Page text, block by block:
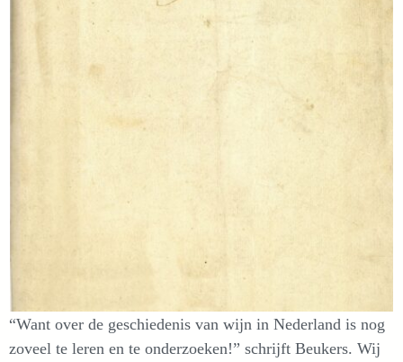
“Want over de geschiedenis van wijn in Nederland is nog
zoveel te leren en te onderzoeken!” schrijft Beukers. Wij